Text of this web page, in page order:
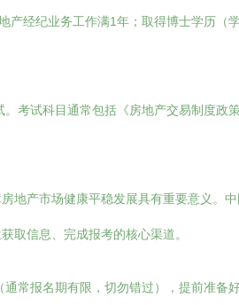
产经纪业务工作满1年；取得博士学历（
考试科目通常包括《房地产交易制度政
地产市场健康平稳发展具有重要意义。中
取信息、完成报考的核心渠道。
常报名期有限，切勿错过），提前准备